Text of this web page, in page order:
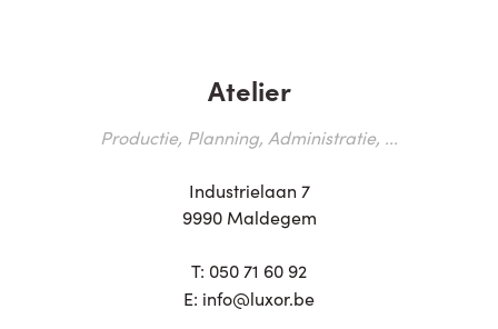
Atelier
Productie, Planning, Administratie, ...
Industrielaan 7
9990 Maldegem
T: 050 71 60 92
E: info@luxor.be